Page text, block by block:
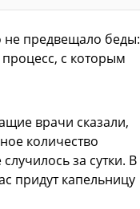
не предвещало беды:
с которым
врачи сказали,
количество
за сутки. В
придут капельницу